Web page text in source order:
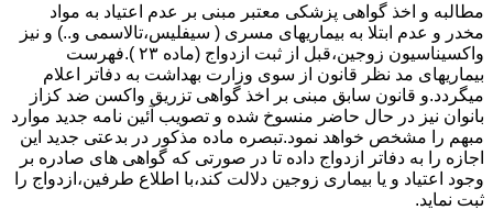
مطالبه و اخذ گواهی پزشکی معتبر مبنی بر عدم اعتیاد به مواد
مخدر و عدم ابتلا به بیماریهای مسری ( سیفلیس،تالاسمی و..) و نیز
واکسیناسیون زوجین،قبل از ثبت ازدواج (ماده ۲۳ ).فهرست
بیماریهای مد نظر قانون از سوی وزارت بهداشت به دفاتر اعلام
میگردد.و قانون سابق مبنی بر اخذ گواهی تزریق واکسن ضد کزاز
بانوان نیز در حال حاضر منسوخ شده و تصویب آئین نامه جدید موارد
مبهم را مشخص خواهد نمود.تبصره ماده مذکور در بدعتی جدید این
اجازه را به دفاتر ازدواج داده تا در صورتی که گواهی های صادره بر
وجود اعتیاد و یا بیماری زوجین دلالت کند،با اطلاع طرفین،ازدواج را
ثبت نماید.